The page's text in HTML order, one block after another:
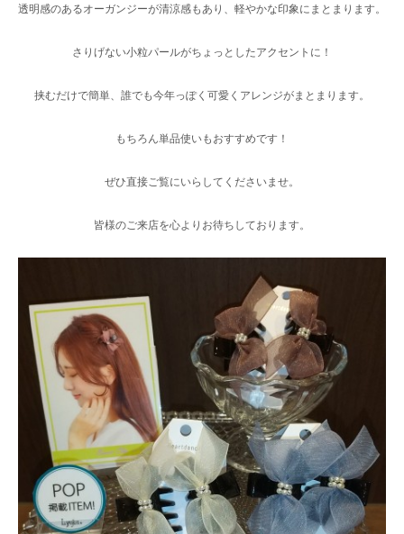
透明感のあるオーガンジーが清涼感もあり、軽やかな印象にまとまります。
さりげない小粒パールがちょっとしたアクセントに！
挟むだけで簡単、誰でも今年っぽく可愛くアレンジがまとまります。
もちろん単品使いもおすすめです！
ぜひ直接ご覧にいらしてくださいませ。
皆様のご来店を心よりお待ちしております。